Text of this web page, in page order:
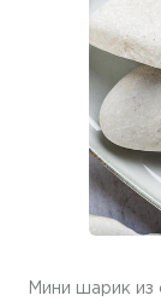
Мини шарик из